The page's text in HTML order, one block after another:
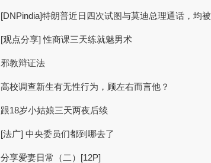
[DNPindia]特朗普近日四次试图与莫迪总理通话，均
[观点分享] 性商课三天练就魅男术
邪教辩证法
高校调查新生有无性行为，顾左右而言他？
跟18岁小姑娘三天两夜后续
[法广] 中央委员们都到哪去了
分享爱妻日常（二）[12P]